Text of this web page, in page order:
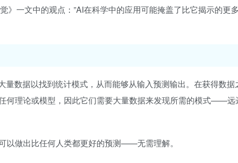
》一文中的观点：”AI在科学中的应用可能掩盖了比它揭示的更
量数据以找到统计模式，从而能够从输入预测输出。在获得数
何理论或模型，因此它们需要大量数据来发现所需的模式——远
以做出比任何人类都更好的预测——无需理解。